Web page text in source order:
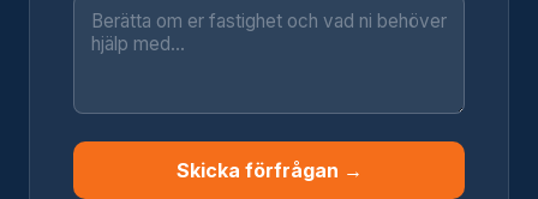
Skicka förfrågan →